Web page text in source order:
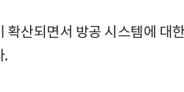
확산되면서 방공 시스템에 대한
.